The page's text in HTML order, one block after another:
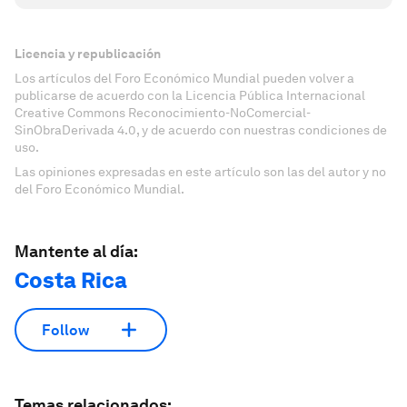
Licencia y republicación
Los artículos del Foro Económico Mundial pueden volver a
publicarse de acuerdo con la Licencia Pública Internacional
Creative Commons Reconocimiento-NoComercial-
SinObraDerivada 4.0, y de acuerdo con nuestras condiciones de
uso.
Las opiniones expresadas en este artículo son las del autor y no
del Foro Económico Mundial.
Mantente al día:
Costa Rica
Follow